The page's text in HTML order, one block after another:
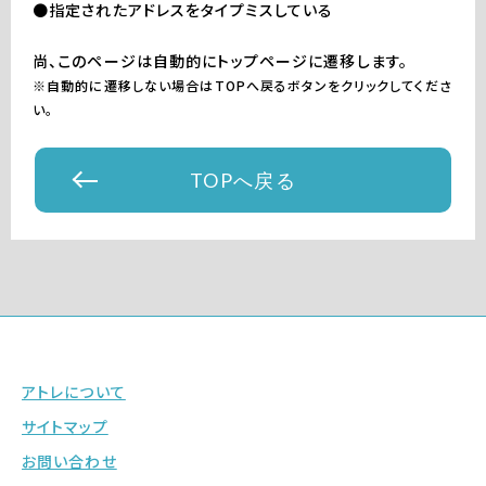
●指定されたアドレスをタイプミスしている
尚、このページは自動的にトップページに遷移します。
※自動的に遷移しない場合はTOPへ戻るボタンをクリックしてくださ
い。
TOPへ戻る
アトレについて
サイトマップ
お問い合わせ